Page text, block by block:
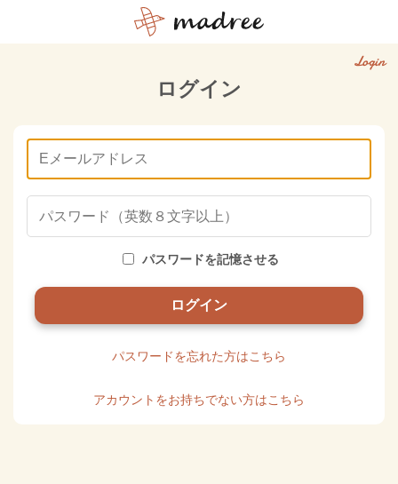
Login
ログイン
パスワードを記憶させる
パスワードを忘れた方はこちら
アカウントをお持ちでない方はこちら